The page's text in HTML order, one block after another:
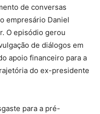
de conversas
empresário Daniel
O episódio gerou
de diálogos em
apoio financeiro para a
do ex-presidente
para a pré-